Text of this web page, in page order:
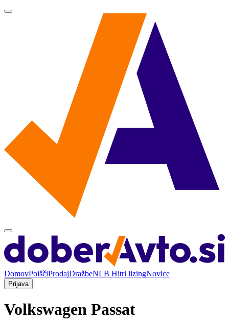
DomovPoiščiProdajDražbeNLB Hitri lizingNovice
Prijava
Volkswagen Passat